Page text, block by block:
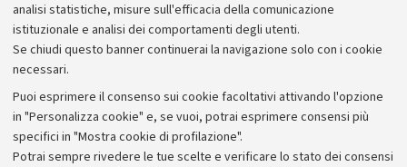
analisi statistiche, misure sull'efficacia della comunicazione
istituzionale e analisi dei comportamenti degli utenti.
Se chiudi questo banner continuerai la navigazione solo con i cookie
necessari.
Puoi esprimere il consenso sui cookie facoltativi attivando l'opzione
in "Personalizza cookie" e, se vuoi, potrai esprimere consensi più
specifici in "Mostra cookie di profilazione".
Potrai sempre rivedere le tue scelte e verificare lo stato dei consensi
Archivio
Comunicati stampa
Redazione